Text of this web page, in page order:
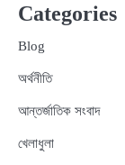
Categories
Blog
অর্থনীতি
আন্তর্জাতিক সংবাদ
খেলাধুলা